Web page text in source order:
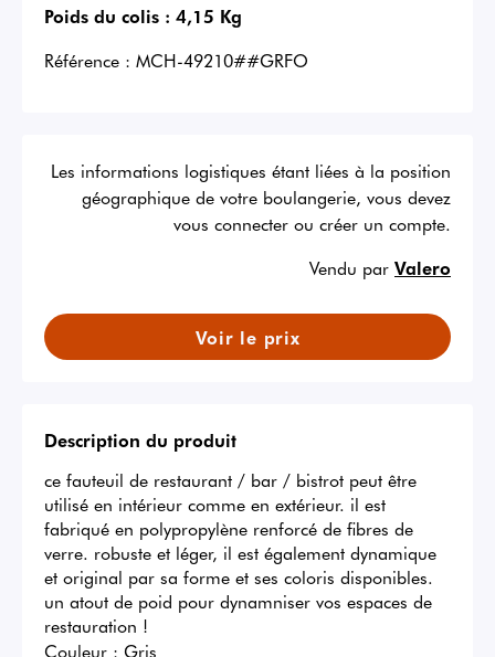
Poids du colis : 4,15 Kg
Référence : MCH-49210##GRFO
Les informations logistiques étant liées à la position
géographique de votre boulangerie, vous devez
vous connecter ou créer un compte.
Vendu par Valero
Voir le prix
Description du produit
ce fauteuil de restaurant / bar / bistrot peut être
utilisé en intérieur comme en extérieur. il est
fabriqué en polypropylène renforcé de fibres de
verre. robuste et léger, il est également dynamique
et original par sa forme et ses coloris disponibles.
un atout de poid pour dynamniser vos espaces de
restauration !
Couleur : Gris